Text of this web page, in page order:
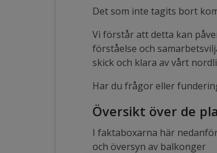
Det som inte tagits bort
Vi förstår att detta kan
förståelse och
skick och klara av vårt
Har du frågor eller
Översikt över de
I faktaboxarna här
och översyn av balkonger